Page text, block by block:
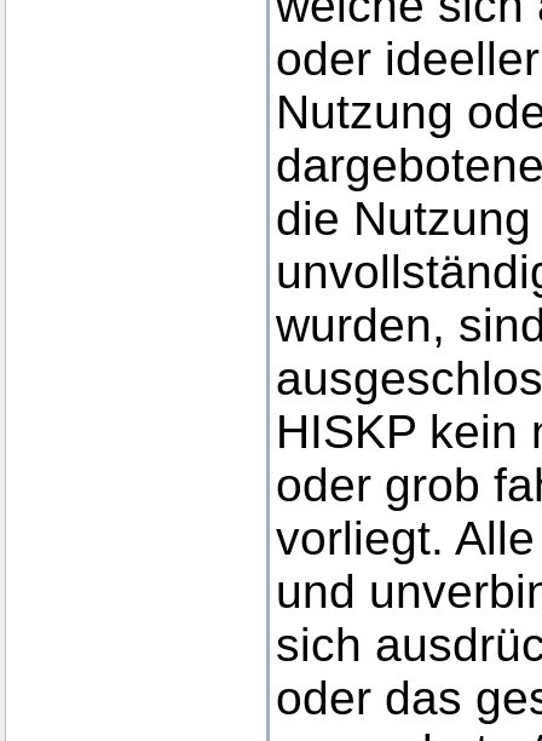
oder
Nutzung
die
wurden,
HISKP kein
oder grob
vorliegt.
und
sich
oder das